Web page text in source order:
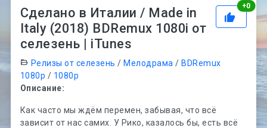
+0
Сделано в Италии / Made in
Italy (2018) BDRemux 1080i от
селезень | iTunes
Релизы от селезень / Мелодрама / BDRemux
1080p / 1080p
Описание:
Как часто мы ждём перемен, забывая, что всё
зависит от нас самих. У Рико, казалось бы, есть всё